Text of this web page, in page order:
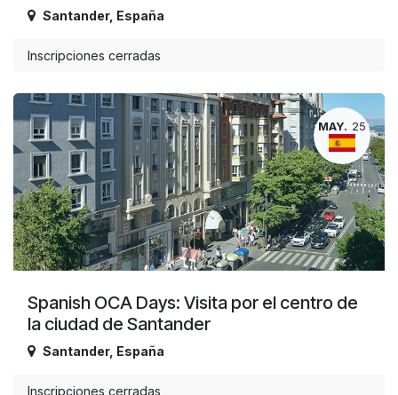
Santander, España
Inscripciones cerradas
MAY. 25
Spanish OCA Days: Visita por el centro de
la ciudad de Santander
Santander, España
Inscripciones cerradas